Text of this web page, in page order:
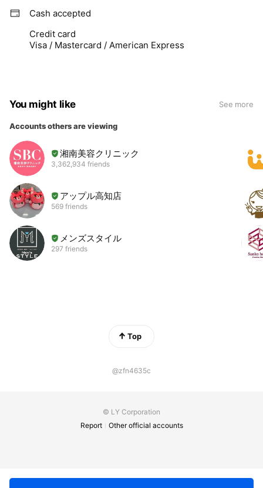
Cash accepted
Credit card
Visa / Mastercard / American Express
You might like See more
Accounts others are viewing
湘南美容クリニック
3,362,934 friends
アップル高知店
569 friends
メンズスタイル
297 friends
Top
@zfn4635c
© LY Corporation
Report
Other official accounts